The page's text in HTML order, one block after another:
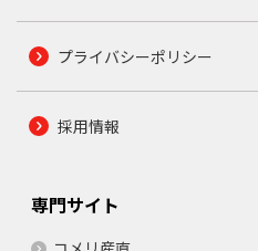
プライバシーポリシー
採用情報
専門サイト